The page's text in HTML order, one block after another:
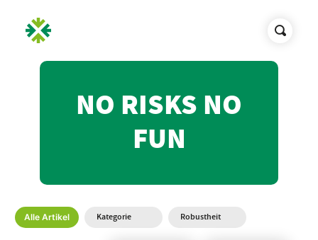
NO RISKS NO
FUN
Alle Artikel Kategorie Robustheit